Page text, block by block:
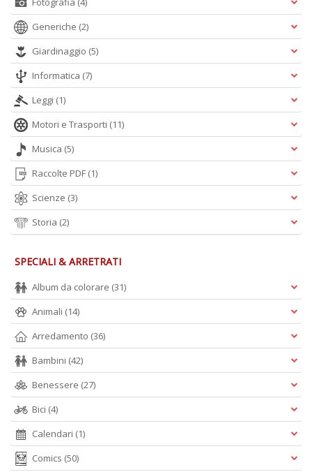
Generiche (2)
Giardinaggio (5)
Informatica (7)
Leggi (1)
Motori e Trasporti (11)
Musica (5)
Raccolte PDF (1)
Scienze (3)
Storia (2)
SPECIALI & ARRETRATI
Album da colorare (31)
Animali (14)
Arredamento (36)
Bambini (42)
Benessere (27)
Bici (4)
Calendari (1)
Comics (50)